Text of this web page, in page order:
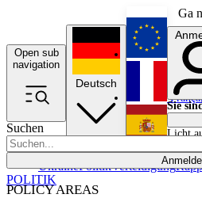
Ga
Open sub
navigation
Suchen
POLICY AREAS
UkrainePolitikVerteidigung
Deutsch
English
Sie
Licht
POLITIK